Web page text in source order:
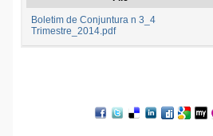
Boletim de Conjuntura n 3_4
Trimestre_2014.pdf